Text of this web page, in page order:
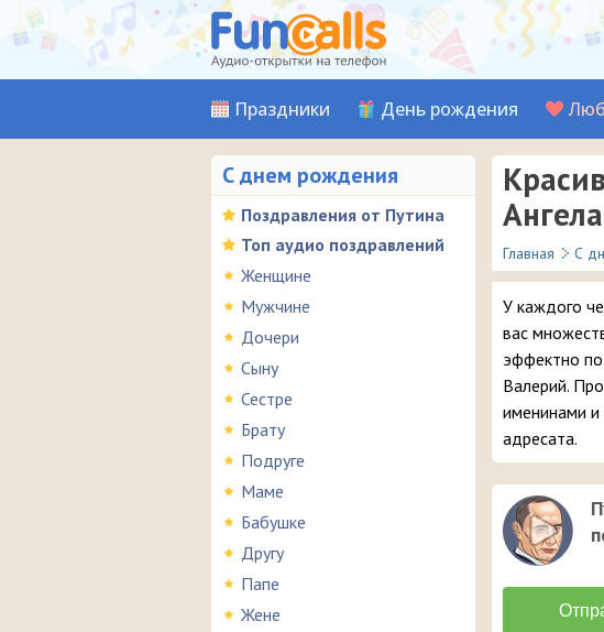
Праздники День рождения
С днем рождения
Поздравления от Путина
Топ аудио поздравлений
Женщине
Мужчине
Дочери
Сыну
Сестре
Брату
Подруге
Маме
Бабушке
Другу
Папе
Жене
Главная С
У каждого
вас
эффектно
Валерий.
именинами и
адресата.